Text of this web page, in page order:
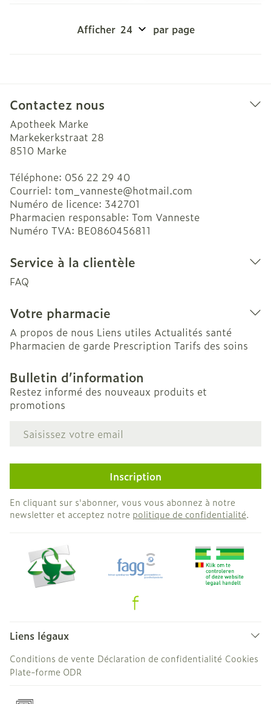
Afficher par page
Contactez nous
Apotheek Marke
Markekerkstraat 28
8510 Marke
Téléphone: 056 22 29 40
Courriel: tom_vanneste@hotmail.com
Numéro de licence: 342701
Pharmacien responsable: Tom Vanneste
Numéro TVA: BE0860456811
Service à la clientèle
FAQ
Votre pharmacie
A propos de nous Liens utiles Actualités santé
Pharmacien de garde Prescription Tarifs des soins
Bulletin d’information
Restez informé des nouveaux produits et
promotions
Adresse mail
Inscription
En cliquant sur s'abonner, vous vous abonnez à notre
newsletter et acceptez notre politique de confidentialité.
Liens légaux
Conditions de vente Déclaration de confidentialité Cookies
Plate-forme ODR